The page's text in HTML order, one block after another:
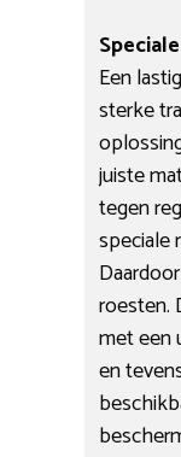
Een
sterke
juiste
tegen
speciale
roesten.
met een
en